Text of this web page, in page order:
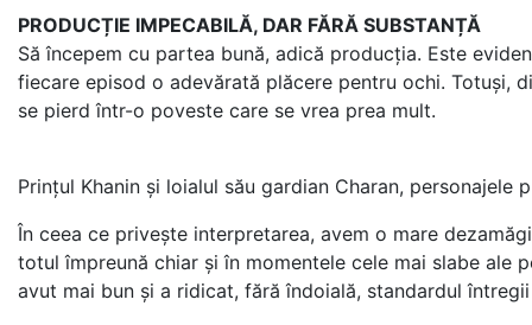
PRODUCȚIE IMPECABILĂ, DAR FĂRĂ SUBSTANȚĂ
Să începem cu partea bună, adică producția. Este
fiecare episod o adevărată plăcere pentru ochi. Totuși,
se pierd într-o poveste care se vrea prea mult.
Prințul Khanin și loialul său gardian Charan, personajele
În ceea ce privește interpretarea, avem o mare
totul împreună chiar și în momentele cele mai slabe ale
avut mai bun și a ridicat, fără îndoială, standardul